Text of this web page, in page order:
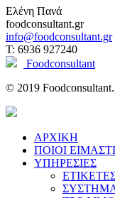
Ελένη Πανά
foodconsultant.gr
info@foodconsultant.gr
T: 6936 927240
Foodconsultant
© 2019
ΑΡΧΙΚΗ
ΠΟΙΟΙ
ΥΠΗΡΕΣΙΕΣ